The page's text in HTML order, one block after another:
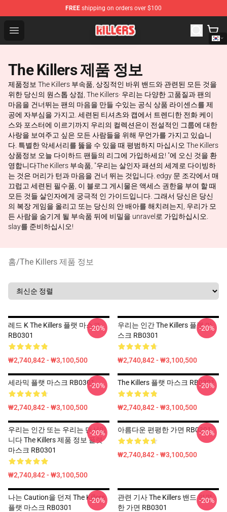
FREE shipping on orders over $100
Open menu
The Killers Shop - Official The Killers Merchandise Store
The Killers 제품 정보
제품정보 The Killers 부속품, 상징적인 바위 밴드와 관련된 모든 것을
위한 당신의 원스톱 상점, The Killers· 우리는 다양한 고품질과 팬의
마음을 건너뛰는 팬의 마음을 만들 수있는 공식 상품 라이센스를 제
공에 자부심을 가지고. 세련된 티셔츠와 캡에서 트렌디한 전화 케이
스와 포스터에 이르기까지 우리의 컬렉션은이 전설적인 그룹에 대한
사랑을 보여주고 싶은 모든 사람들을 위해 무언가를 가지고 있습니
다. 특별한 악세서리를 뚫을 수 있을 때 평범하지 마십시오 The Killers
상품정보 오늘 다이하드 팬들의 리그에 가입하세요! "에 오신 것을 환
영합니다The Killers 부속품, "우리는 살인자 패션의 세계로 다이빙하
는 것은 머리가 턴과 마음을 건너 뛰는 것입니다. edgy 문 조각에서 매
끄럽고 세련된 필수품, 이 블로그 게시물은 액세스 권한을 부여 할 때
모든 것들 살인자에게 궁극적 인 가이드입니다. 그래서 당신은 당신
의 복장 게임을 올리고 또는 당신의 안 배아를 해치려는지, 우리가 모
든 사람을 숨기게 될 부속품 뒤에 비밀을 unravel로 가입하십시오.
slay를 준비하십시오!
홈/The Killers 제품 정보
레드 K The Killers 플랫 마스크
RB0301
₩2,740,842 - ₩3,100,500
-20%
우리는 인간 The Killers 플랫 마
스크 RB0301
₩2,740,842 - ₩3,100,500
-20%
세라믹 플랫 마스크 RB0301
₩2,740,842 - ₩3,100,500
-20% The Killers 플랫 마스크 RB0301
₩2,740,842 - ₩3,100,500
-20%
우리는 인간 또는 우리는 댄서입
니다 The Killers 제품 정보 플랫
마스크 RB0301
₩2,740,842 - ₩3,100,500
-20% 아름다운 편평한 가면 RB0301
₩2,740,842 - ₩3,100,500
-20%
나는 Caution을 던져 The Killers
플랫 마스크 RB0301
-20%
관련 기사 The Killers 밴드 편평
한 가면 RB0301
-20%